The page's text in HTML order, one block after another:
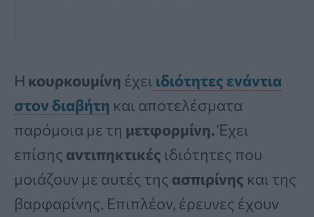
Η κουρκουμίνη έχει ιδιότητες ενάντια
στον διαβήτη και αποτελέσματα
παρόμοια με τη μετφορμίνη.Έχει
επίσης αντιπηκτικές ιδιότητες που
μοιάζουν με αυτές της ασπιρίνης και της
βαρφαρίνης. Επιπλέον, έρευνες έχουν